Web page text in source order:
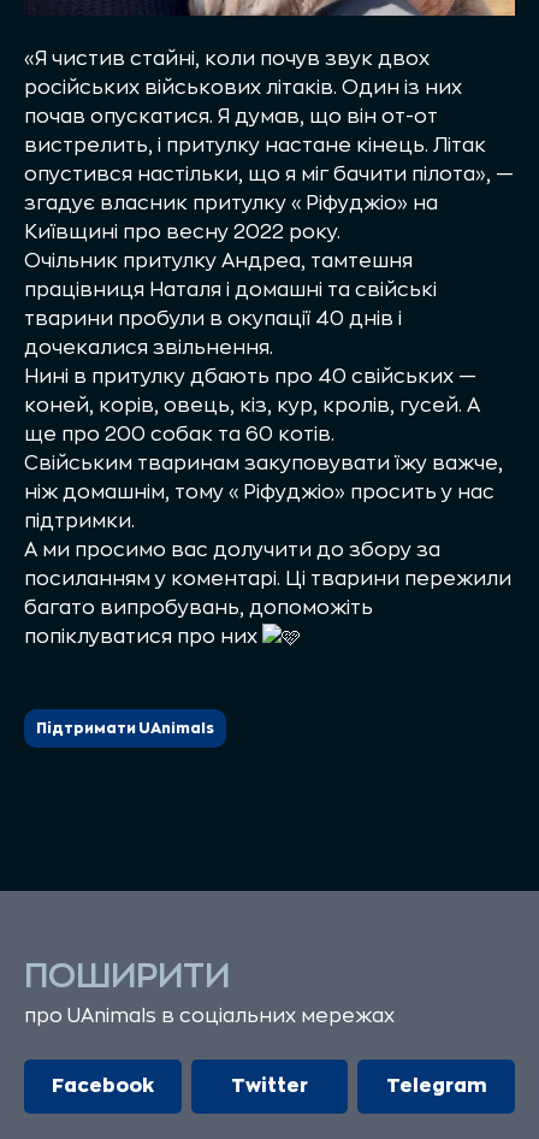
«Я чистив стайні, коли почув звук двох
російських військових літаків. Один із них
почав опускатися. Я думав, що він от-от
вистрелить, і притулку настане кінець. Літак
опустився настільки, що я міг бачити пілота», —
згадує власник притулку «Ріфуджіо» на
Київщині про весну 2022 року.
Очільник притулку Андреа, тамтешня
працівниця Наталя і домашні та свійські
тварини пробули в окупації 40 днів і
дочекалися звільнення.
Нині в притулку дбають про 40 свійських —
коней, корів, овець, кіз, кур, кролів, гусей. А
ще про 200 собак та 60 котів.
Свійським тваринам закуповувати їжу важче,
ніж домашнім, тому «Ріфуджіо» просить у нас
підтримки.
А ми просимо вас долучити до збору за
посиланням у коментарі. Ці тварини пережили
багато випробувань, допоможіть
попіклуватися про них
Підтримати UAnimals
ПОШИРИТИ
про UAnimals в соціальних мережах
Facebook Twitter Telegram